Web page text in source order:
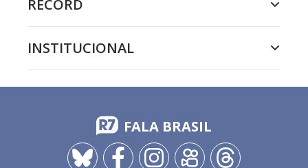
RECORD
INSTITUCIONAL
FALA BRASIL